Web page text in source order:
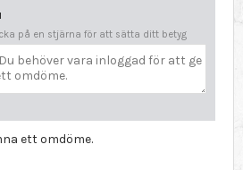
på en stjärna för att sätta ditt betyg
ett omdöme.